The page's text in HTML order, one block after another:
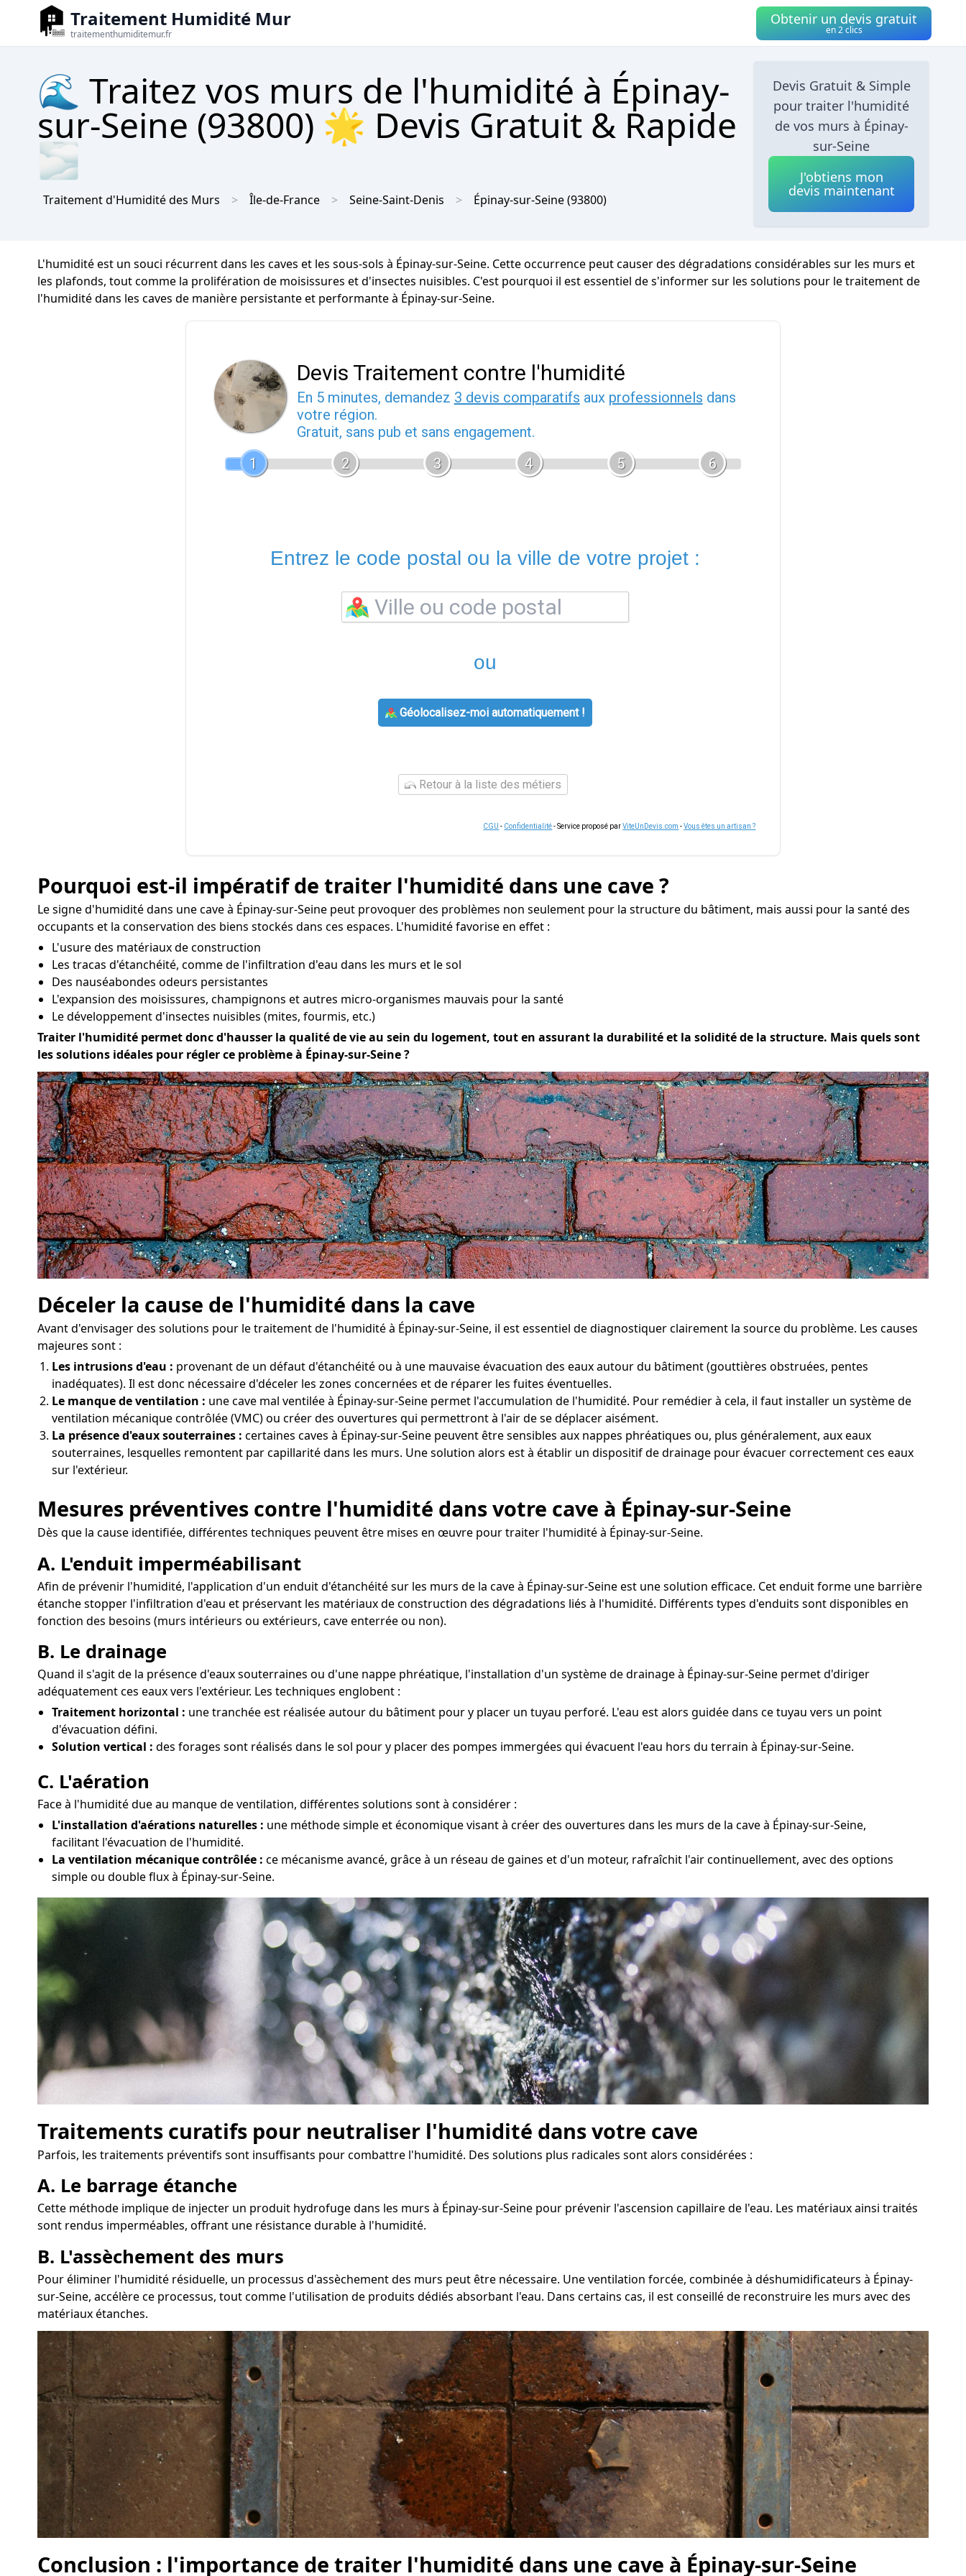
Traitement Humidité Mur
traitementhumiditemur.fr
Obtenir un devis gratuit
en 2 clics
🌊 Traitez vos murs de l'humidité à Épinay-
sur-Seine (93800) 🌟 Devis Gratuit & Rapide
🌫
Traitement d'Humidité des Murs Île-de-France Seine-Saint-Denis Épinay-sur-Seine(93800)
Devis Gratuit & Simple
pour traiter l'humidité
de vos murs à Épinay-
sur-Seine
J'obtiens mon
devis maintenant
L'humidité est un souci récurrent dans les caves et les sous-sols à Épinay-sur-Seine. Cette occurrence peut causer des dégradations considérables sur les murs et
les plafonds, tout comme la prolifération de moisissures et d'insectes nuisibles. C'est pourquoi il est essentiel de s'informer sur les solutions pour le traitement de
l'humidité dans les caves de manière persistante et performante à Épinay-sur-Seine.
Devis Traitement contre l'humidité
En 5 minutes, demandez 3 devis comparatifs aux professionnels dans
votre région.
Gratuit, sans pub et sans engagement.
1
2 3 4 5 6
Entrez le code postal ou la ville de votre projet :
ou
Géolocalisez-moi automatiquement !
Retour à la liste des métiers
CGU - Confidentialité- Service proposé parViteUnDevis.com -Vous êtes un artisan ?
Pourquoi est-il impératif de traiter l'humidité dans une cave ?
Le signe d'humidité dans une cave à Épinay-sur-Seine peut provoquer des problèmes non seulement pour la structure du bâtiment, mais aussi pour la santé des
occupants et la conservation des biens stockés dans ces espaces. L'humidité favorise en effet :
L'usure des matériaux de construction
Les tracas d'étanchéité, comme de l'infiltration d'eau dans les murs et le sol
Des nauséabondes odeurs persistantes
L'expansion des moisissures, champignons et autres micro-organismes mauvais pour la santé
Le développement d'insectes nuisibles (mites, fourmis, etc.)
Traiter l'humidité permet donc d'hausser la qualité de vie au sein du logement, tout en assurant la durabilité et la solidité de la structure. Mais quels sont
les solutions idéales pour régler ce problème à Épinay-sur-Seine ?
Déceler la cause de l'humidité dans la cave
Avant d'envisager des solutions pour le traitement de l'humidité à Épinay-sur-Seine, il est essentiel de diagnostiquer clairement la source du problème. Les causes
majeures sont :
Les intrusions d'eau : provenant de un défaut d'étanchéité ou à une mauvaise évacuation des eaux autour du bâtiment (gouttières obstruées, pentes
inadéquates). Il est donc nécessaire d'déceler les zones concernées et de réparer les fuites éventuelles.
Le manque de ventilation : une cave mal ventilée à Épinay-sur-Seine permet l'accumulation de l'humidité. Pour remédier à cela, il faut installer un système de
ventilation mécanique contrôlée (VMC) ou créer des ouvertures qui permettront à l'air de se déplacer aisément.
La présence d'eaux souterraines : certaines caves à Épinay-sur-Seine peuvent être sensibles aux nappes phréatiques ou, plus généralement, aux eaux
souterraines, lesquelles remontent par capillarité dans les murs. Une solution alors est à établir un dispositif de drainage pour évacuer correctement ces eaux
sur l'extérieur.
Mesures préventives contre l'humidité dans votre cave à Épinay-sur-Seine
Dès que la cause identifiée, différentes techniques peuvent être mises en œuvre pour traiter l'humidité à Épinay-sur-Seine.
A. L'enduit imperméabilisant
Afin de prévenir l'humidité, l'application d'un enduit d'étanchéité sur les murs de la cave à Épinay-sur-Seine est une solution efficace. Cet enduit forme une barrière
étanche stopper l'infiltration d'eau et préservant les matériaux de construction des dégradations liés à l'humidité. Différents types d'enduits sont disponibles en
fonction des besoins (murs intérieurs ou extérieurs, cave enterrée ou non).
B. Le drainage
Quand il s'agit de la présence d'eaux souterraines ou d'une nappe phréatique, l'installation d'un système de drainage à Épinay-sur-Seine permet d'diriger
adéquatement ces eaux vers l'extérieur. Les techniques englobent :
Traitement horizontal : une tranchée est réalisée autour du bâtiment pour y placer un tuyau perforé. L'eau est alors guidée dans ce tuyau vers un point
d'évacuation défini.
Solution vertical : des forages sont réalisés dans le sol pour y placer des pompes immergées qui évacuent l'eau hors du terrain à Épinay-sur-Seine.
C. L'aération
Face à l'humidité due au manque de ventilation, différentes solutions sont à considérer :
L'installation d'aérations naturelles : une méthode simple et économique visant à créer des ouvertures dans les murs de la cave à Épinay-sur-Seine,
facilitant l'évacuation de l'humidité.
La ventilation mécanique contrôlée : ce mécanisme avancé, grâce à un réseau de gaines et d'un moteur, rafraîchit l'air continuellement, avec des options
simple ou double flux à Épinay-sur-Seine.
Traitements curatifs pour neutraliser l'humidité dans votre cave
Parfois, les traitements préventifs sont insuffisants pour combattre l'humidité. Des solutions plus radicales sont alors considérées :
A. Le barrage étanche
Cette méthode implique de injecter un produit hydrofuge dans les murs à Épinay-sur-Seine pour prévenir l'ascension capillaire de l'eau. Les matériaux ainsi traités
sont rendus imperméables, offrant une résistance durable à l'humidité.
B. L'assèchement des murs
Pour éliminer l'humidité résiduelle, un processus d'assèchement des murs peut être nécessaire. Une ventilation forcée, combinée à déshumidificateurs à Épinay-
sur-Seine, accélère ce processus, tout comme l'utilisation de produits dédiés absorbant l'eau. Dans certains cas, il est conseillé de reconstruire les murs avec des
matériaux étanches.
Conclusion : l'importance de traiter l'humidité dans une cave à Épinay-sur-Seine